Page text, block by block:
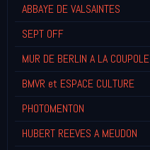
ABBAYE DE VALSAINTES
SEPT OFF
MUR DE BERLIN A LA COUPOLE
BMVR et ESPACE CULTURE
PHOTOMENTON
HUBERT REEVES A MEUDON